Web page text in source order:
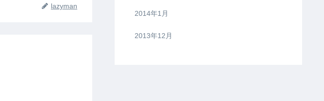
lazyman
2014年1月
2013年12月